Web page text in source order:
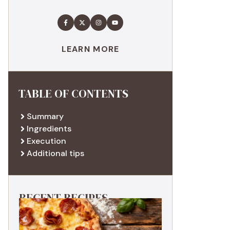
LEARN MORE
TABLE OF CONTENTS
Summary
Ingredients
Execution
Additional tips
RECENT RECIPES